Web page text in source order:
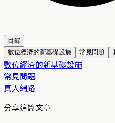
目錄
數位經濟的新基礎設施
常見問題
數位經濟的新基礎設施
常見問題
真人網路
分享這篇文章